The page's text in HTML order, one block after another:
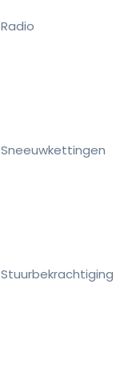
Radio
Sneeuwkettingen
Stuurbekrachtiging